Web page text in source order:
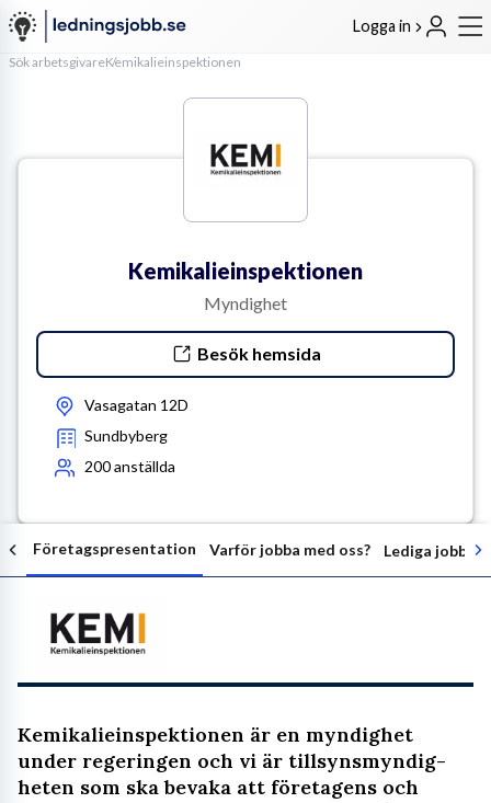
Logga in
Sök arbetsgivareKemikalieinspektionen
Kemikalieinspektionen
Myndighet
Besök hemsida
Vasagatan 12D
Sundbyberg
200anställda
Följ arbetsgivaren
Företagspresentation Varför jobba med oss? Lediga jobb
Kemikalieinspektionen är en myndighet
under regeringen och vi är tillsyns­myndig­
heten som ska bevaka att företagens och